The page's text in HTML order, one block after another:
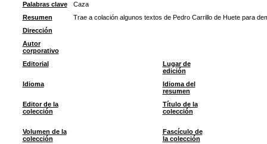
Palabras clave
Caza
Resumen
Trae a colación algunos textos de Pedro Carrillo de Huete para
Dirección
Autor
corporativo
Editorial
Lugar de
edición
Idioma
Idioma del
resumen
Editor de la
colección
Título de la
colección
Volumen de la
colección
Fascículo de
la colección